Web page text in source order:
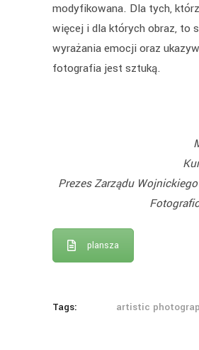
modyfikowana. Dla tych,
więcej i dla których obraz, to
wyrażania emocji oraz
fotografia jest sztuką.
Prezes Zarządu
plansza
Tags: artistic